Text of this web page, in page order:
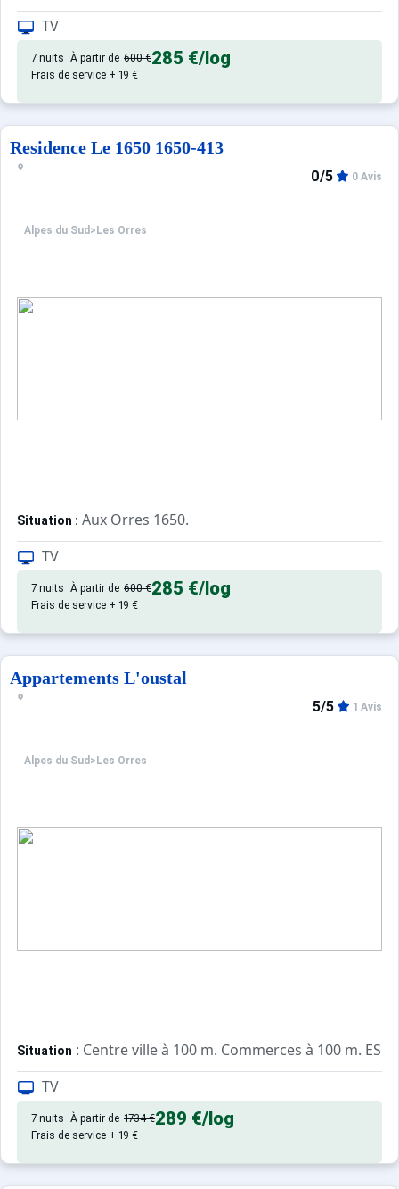
Appartement de particulier :Confortable et tout équipé.
TV
7 nuits À partir de 600 €285 €/log
Frais de service + 19 €
Residence Le 1650 1650-413
Alpes du Sud > Les Orres
0/5 0 Avis
Situation : Aux Orres 1650.
Appartement de particulier :Confortable et tout équipé.
TV
7 nuits À partir de 600 €285 €/log
Frais de service + 19 €
Appartements L'oustal
Alpes du Sud > Les Orres
5/5 1 Avis
Situation : Centre ville à 100 m. Commerces à 100 m. ESF
Appartement de particulier
TV
7 nuits À partir de 1734 €289 €/log
Frais de service + 19 €